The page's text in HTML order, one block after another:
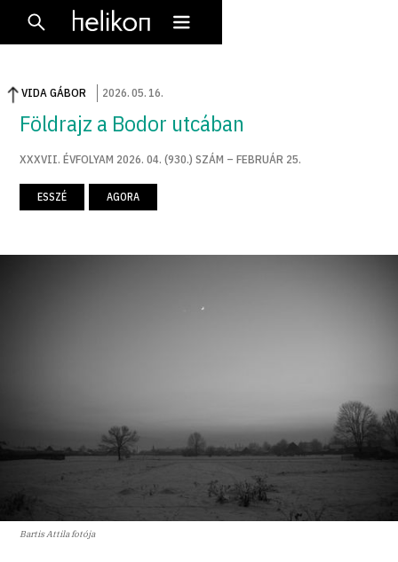
VIDA GÁBOR 2026.05. 16.
Földrajz a Bodor utcában
XXXVII. ÉVFOLYAM 2026. 04. (930.) SZÁM – FEBRUÁR 25.
ESSZÉ AGORA
Bartis Attila fotója